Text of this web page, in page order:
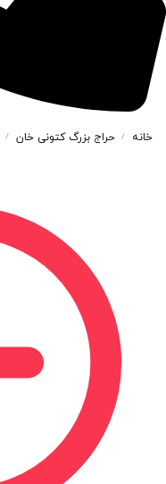
خانه / حراج بزرگ کتونی خان /